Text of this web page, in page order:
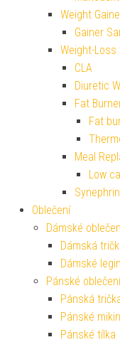
Weight
Gainer
Weight-
CLA
Diuretic
Fat
Fat
Meal
Low
Oblečení
Dámské
Dámská
Dámské
Pánské oblečení
Pánská
Pánské
Pánské tílka